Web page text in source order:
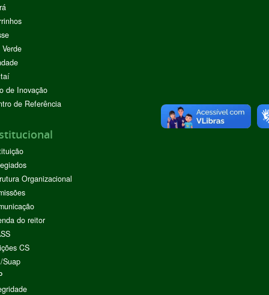
de Inovação
de Referência
Organizacional
do reitor
CS
Suap